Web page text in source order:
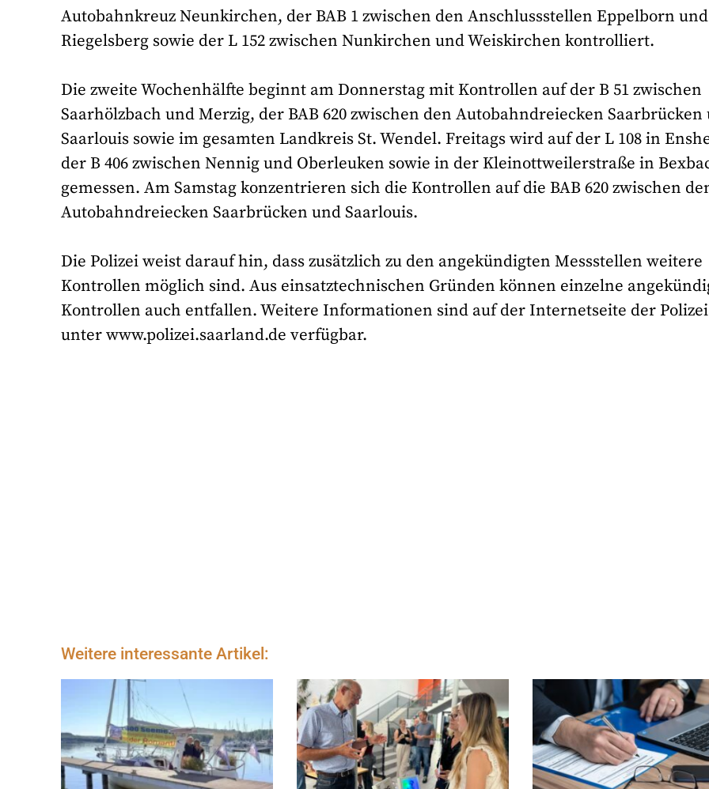
Autobahnkreuz Neunkirchen, der BAB 1 zwischen den Anschlussstellen Eppelborn und
Riegelsberg sowie der L 152 zwischen Nunkirchen und Weiskirchen kontrolliert.
Die zweite Wochenhälfte beginnt am Donnerstag mit Kontrollen auf der B 51 zwischen
Saarhölzbach und Merzig, der BAB 620 zwischen den Autobahndreiecken Saarbrücken
Saarlouis sowie im gesamten Landkreis St. Wendel. Freitags wird auf der L 108 in
der B 406 zwischen Nennig und Oberleuken sowie in der Kleinottweilerstraße in
gemessen. Am Samstag konzentrieren sich die Kontrollen auf die BAB 620 zwischen
Autobahndreiecken Saarbrücken und Saarlouis.
Die Polizei weist darauf hin, dass zusätzlich zu den angekündigten Messstellen weitere
Kontrollen möglich sind. Aus einsatztechnischen Gründen können einzelne
Kontrollen auch entfallen. Weitere Informationen sind auf der Internetseite der Polizei
unter www.polizei.saarland.de verfügbar.
Weitere interessante Artikel: